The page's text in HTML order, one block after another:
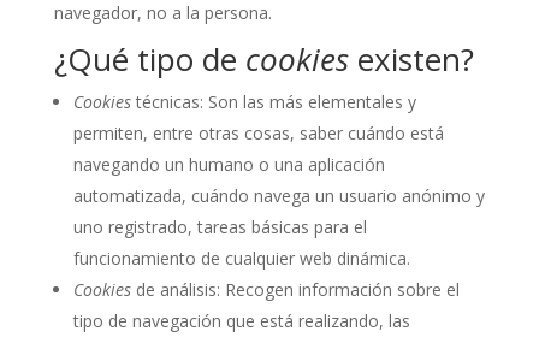
navegador, no a la persona.
¿Qué tipo de cookiesexisten?
Cookiestécnicas: Son las más elementales y
permiten, entre otras cosas, saber cuándo está
navegando un humano o una aplicación
automatizada, cuándo navega un usuario anónimo y
uno registrado, tareas básicas para el
funcionamiento de cualquier web dinámica.
Cookiesde análisis: Recogen información sobre el
tipo de navegación que está realizando, las